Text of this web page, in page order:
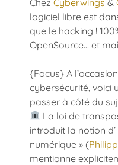
logiciel libre est
que le hacking !
OpenSource… et
{Focus} A
cybersécurité, voici
passer à côté du
La loi de
introduit la notion
numérique » (
mentionne